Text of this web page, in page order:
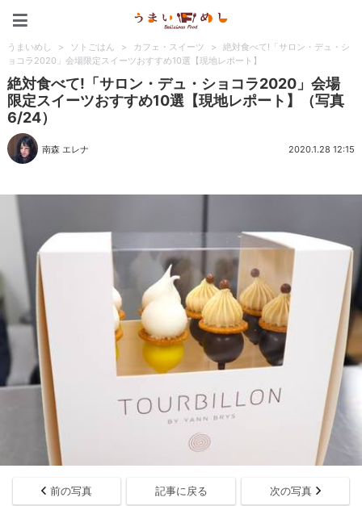
うまいめし > ソトごはん > カフェ・スイーツ >
絶対食べて!「サロン・デュ・シ
ョコラ2020」会場限定スイーツおすすめ10選【現地レポート】
絶対食べて!「サロン・デュ・ショコラ2020」会場
限定スイーツおすすめ10選【現地レポート】（写真
6/24）
南森 エレナ 2020.1.28 12:15
前の写真 記事に戻る 次の写真